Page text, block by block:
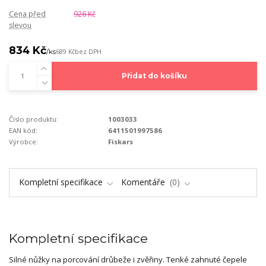
Cena před
slevou
926 Kč
834 Kč/ks689 Kčbez DPH
Přidat do košíku
Číslo produktu:
1003033
EAN kód:
6411501997586
Výrobce:
Fiskars
Kompletní specifikace Komentáře 0
Kompletní specifikace
Silné nůžky na porcování drůbeže i zvěřiny. Tenké zahnuté čepele